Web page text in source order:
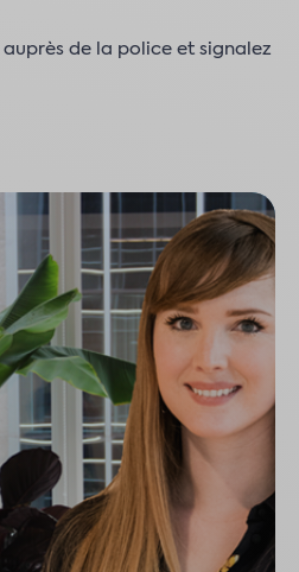
auprès de la police et signalez